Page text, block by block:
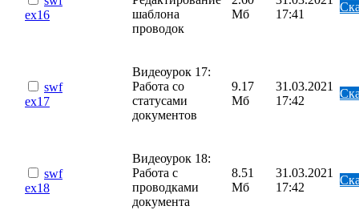
ex16
шаблона
проводок
Мб
17:41
swf
ex17
Видеоурок 17:
Работа со
статусами
документов
9.17
Мб
31.03.2021
17:42
swf
ex18
Видеоурок 18:
Работа с
проводками
документа
8.51
Мб
31.03.2021
17:42